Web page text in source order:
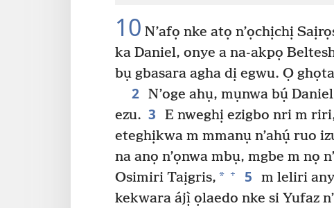
10 N’afọ nke atọ n’ọchịchị
ka Daniel, onye a na-akpọ
bụ gbasara agha dị egwu. Ọ
2 N’oge ahụ, mụnwa bụ́
ezu. 3
E nweghị ezigbo nri m
eteghịkwa m mmanụ n’ahụ́ ruo
na anọ n’ọnwa mbụ, mgbe m nọ
Osimiri Taịgris, * + 5 m leliri
kekwara ájị̀ ọlaedo nke si Yufaz